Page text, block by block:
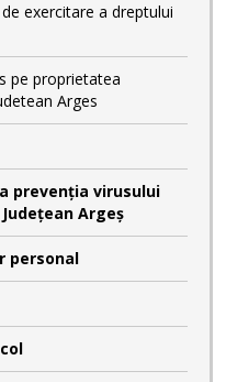
exercitare a dreptului
pe proprietatea
Arges
prevenția virusului
Argeș
personal